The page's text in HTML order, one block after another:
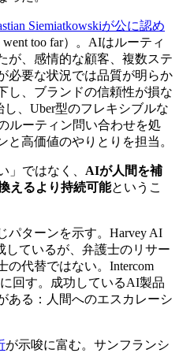
Siemiatkowskiが公に認め
too far）。AIはルーティ
が、感情的な顧客、複数ステ
必要な状況では品質が明らか
し、ブランドの信頼性が損な
、Uber型のフレキシブルな
ルーティン問い合わせを処
高価値のやりとりを担当。
」ではなく、 AIが人間を補
えるより持続可能というこ
パターンを示す。Harvey AI
しているが、弁護士のリサー
の代替ではない。Intercom
回す。成功しているAI製品
ある：人間へのエスカレーシ
が示唆に富む。サンフランシ